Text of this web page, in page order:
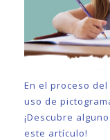
En el proceso
uso de
¡Descubre
este artículo!